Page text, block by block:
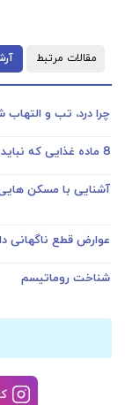
مقالات مرتبط
چرا درد، تب و
8 ماده غذایی که نباید دوباره گرم شوند
آشنایی با مسکن
عوارض قطع ناگهانی
شناخت روماتیسم